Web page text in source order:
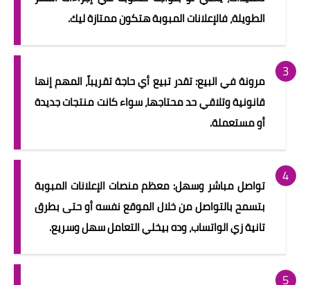
الطويلة، فالإعلانات المبوبة هتكون ممتازة ليك.
مرونة في البيع: تقدر تبيع أي حاجة تقريباً، المهم إنها
قانونية وتلاقي حد محتاجها، سواء كانت منتجات جديدة
أو مستعملة.
تواصل مباشر وسهل: معظم منصات الإعلانات المبوبة
بتسمح بالتواصل من خلال الموقع نفسه أو حتى بطرق
تانية زي الواتساب، وده بيخلي التعامل سهل وسريع.